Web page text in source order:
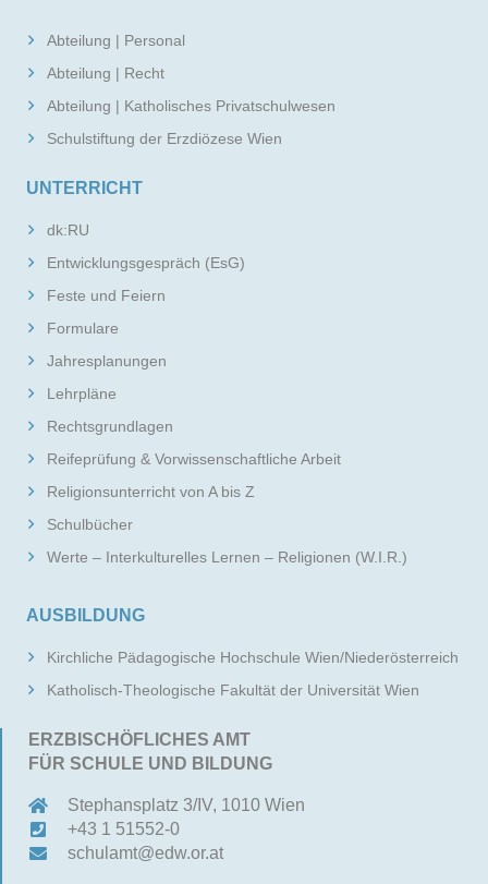
Abteilung | Personal
Abteilung | Recht
Abteilung | Katholisches Privatschulwesen
Schulstiftung der Erzdiözese Wien
UNTERRICHT
dk:RU
Entwicklungsgespräch (EsG)
Feste und Feiern
Formulare
Jahresplanungen
Lehrpläne
Rechtsgrundlagen
Reifeprüfung & Vorwissenschaftliche Arbeit
Religionsunterricht von A bis Z
Schulbücher
Werte – Interkulturelles Lernen – Religionen (W.I.R.)
AUSBILDUNG
Kirchliche Pädagogische Hochschule Wien/Niederösterreich
Katholisch-Theologische Fakultät der Universität Wien
ERZBISCHÖFLICHES AMT
FÜR SCHULE UND BILDUNG
Stephansplatz 3/IV, 1010 Wien
+43 1 51552-0
schulamt@edw.or.at